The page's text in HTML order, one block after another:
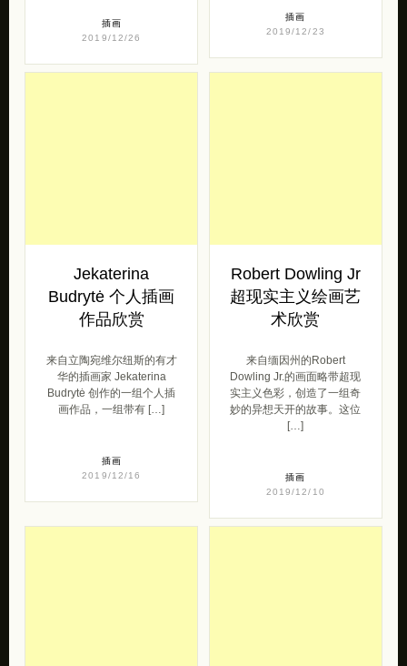
插画
2019/12/26
插画
2019/12/23
Jekaterina
Budrytė 个人插画
作品欣赏
来自立陶宛维尔纽斯的有才
华的插画家 Jeka​​terina
Budrytė 创作的一组个人插
画作品，一组带有 […]
插画
2019/12/16
Robert Dowling Jr
超现实主义绘画艺
术欣赏
来自缅因州的Robert
Dowling Jr.的画面略带超现
实主义色彩，创造了一组奇
妙的异想天开的故事。这位
[…]
插画
2019/12/10